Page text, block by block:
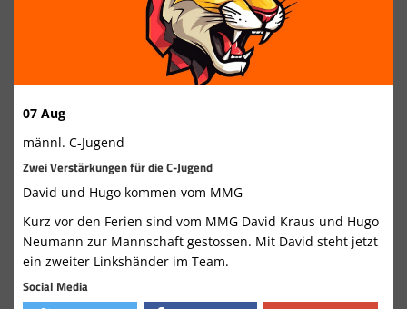
07 Aug
männl. C-Jugend
Zwei Verstärkungen für die C-Jugend
David und Hugo kommen vom MMG
Kurz vor den Ferien sind vom MMG David Kraus und Hugo
Neumann zur Mannschaft gestossen. Mit David steht jetzt
ein zweiter Linkshänder im Team.
Social Media